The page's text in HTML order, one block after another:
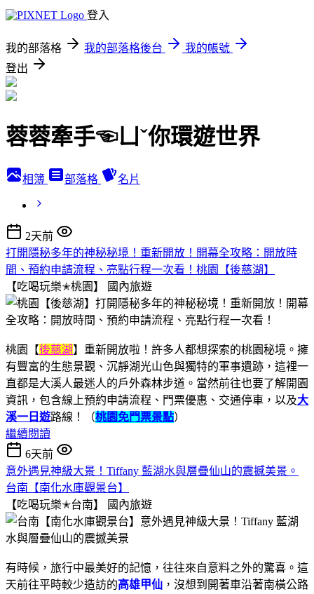
登入
我的部落格 我的部落格後台
我的帳號
登出
蓉蓉牽手☜ㄩˇ你環遊世界
相簿 部落格 名片
2天前
打開隱秘多年的神秘秘境！重新開放！開幕全攻略：開放時
間、預約申請流程、亮點行程一次看！桃園【後慈湖】
【吃喝玩樂✭桃園】
國內旅遊
桃園【後慈湖】重新開放啦！許多人都想探索的桃園秘境。擁
有豐富的生態景觀、沉靜湖光山色與獨特的軍事遺跡，這裡一
直都是大溪人最迷人的戶外森林步道。當然前往也要了解開園
資訊，包含線上預約申請流程、門票優惠、交通停車，以及大
溪一日遊路線！（桃園免門票景點）
繼續閱讀
6天前
意外遇見神級大景！Tiffany 藍湖水與層疊仙山的震撼美景。
台南【南化水庫觀景台】
【吃喝玩樂✭台南】
國內旅遊
有時候，旅行中最美好的記憶，往往來自意料之外的驚喜。這
天前往平時較少造訪的高雄甲仙 ，沒想到開著車沿著南橫公路